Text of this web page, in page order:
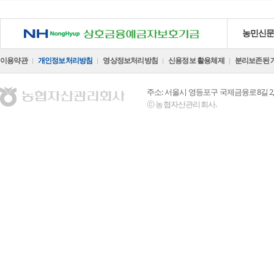
NH 상호금융예금자보호기금 농민신
이용약관 개인정보처리방침 영상정보처리방침 신용정보 활용체제 분리보존된
주소: 서울시 영등포구 국제금융로8길
ⓒ 농협자산관리회사.